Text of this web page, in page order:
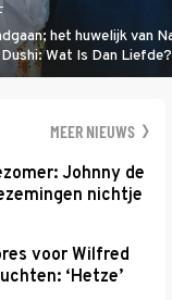
het huwelijk van
Wat Is Dan
over de liefde te
MEER NIEUWS
Johnny de
nichtje
voor Wilfred
‘Hetze’